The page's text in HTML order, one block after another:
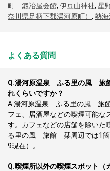
町 鍛冶屋会館, 伊豆山神社, 星
奈川県足柄下郡湯河原町） , 熱
よくある質問
Q.湯河原温泉 ふる里の風 旅
れくらいですか？
A.湯河原温泉 ふる里の風 旅
フェ、居酒屋などの喫煙可能な
す。カフェなどの店舗を除い
る里の風 旅館 栞周辺では1箇
9現在）。
Q.喫煙所以外の喫煙スポット（